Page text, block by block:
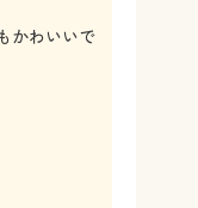
かわいいで